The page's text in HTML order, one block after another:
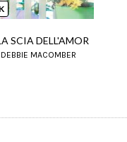
SCIA DELL'AMOR
MACOMBER